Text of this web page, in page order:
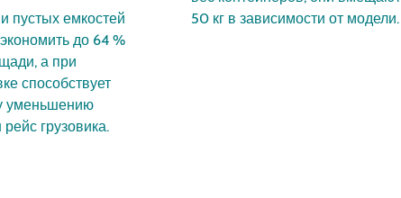
пустых емкостей
до 64 %
а при
способствует
уменьшению
грузовика.
50 кг в зависимости от модели.